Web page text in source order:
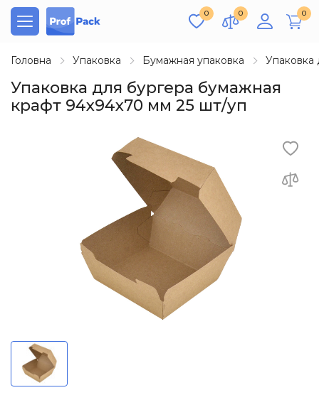
0 0 0
Головна Упаковка Бумажная упаковка Упаковка
Упаковка для бургера бумажная
крафт 94х94х70 мм 25 шт/уп